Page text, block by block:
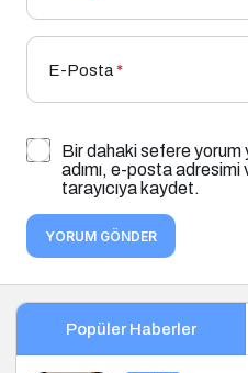
E-Posta*
Bir dahaki sefere yorum
adımı, e-posta
tarayıcıya kaydet.
YORUM GÖNDER
Popüler Haberler